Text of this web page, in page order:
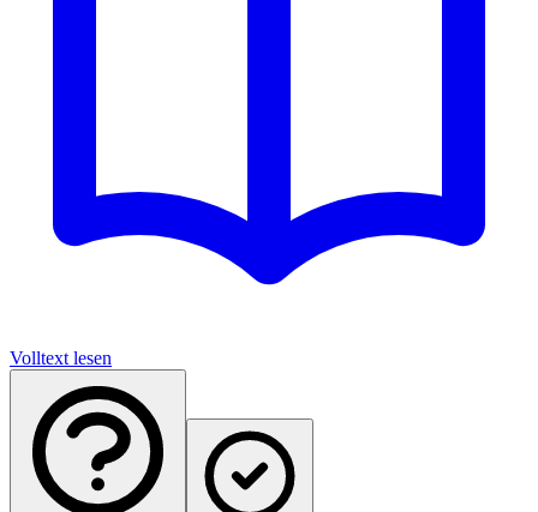
Volltext lesen